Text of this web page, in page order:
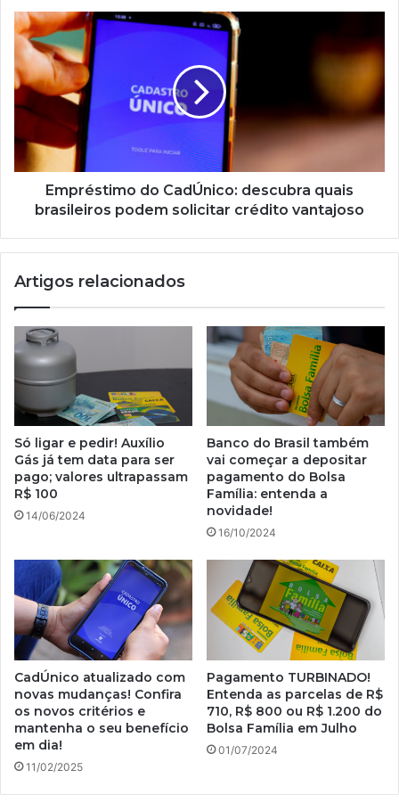
Empréstimo
do
CadÚnico:
descubra
quais
brasileiros
solicitar
crédito
vantajosoEmpréstimo do CadÚnico: descubra quais
brasileiros podem solicitar crédito vantajoso
Artigos relacionados
Só ligar e pedir! Auxílio
Gás já tem data para ser
pago; valores ultrapassam
R$ 100
14/06/2024
Banco do Brasil também
vai começar a depositar
pagamento do Bolsa
Família: entenda a
novidade!
16/10/2024
CadÚnico atualizado com
novas mudanças! Confira
os novos critérios e
mantenha o seu benefício
em dia!
11/02/2025
Pagamento TURBINADO!
Entenda as parcelas de R$
710, R$ 800 ou R$ 1.200 do
Bolsa Família em Julho
01/07/2024